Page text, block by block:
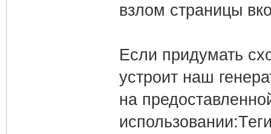
взлом страницы
Если придумать
устроит наш
на